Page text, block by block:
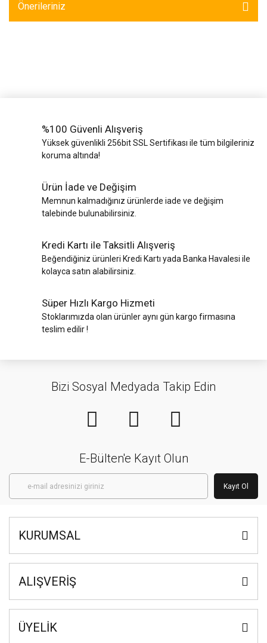
Önerileriniz
%100 Güvenli Alışveriş
Yüksek güvenlikli 256bit SSL Sertifikası ile tüm bilgileriniz
koruma altında!
Ürün İade ve Değişim
Memnun kalmadığınız ürünlerde iade ve değişim
talebinde bulunabilirsiniz.
Kredi Kartı ile Taksitli Alışveriş
Beğendiğiniz ürünleri Kredi Kartı yada Banka Havalesi ile
kolayca satın alabilirsiniz.
Süper Hızlı Kargo Hizmeti
Stoklarımızda olan ürünler aynı gün kargo firmasına
teslim edilir !
Bizi Sosyal Medyada Takip Edin
E-Bülten'e Kayıt Olun
Kayıt Ol
KURUMSAL
ALIŞVERİŞ
ÜYELİK